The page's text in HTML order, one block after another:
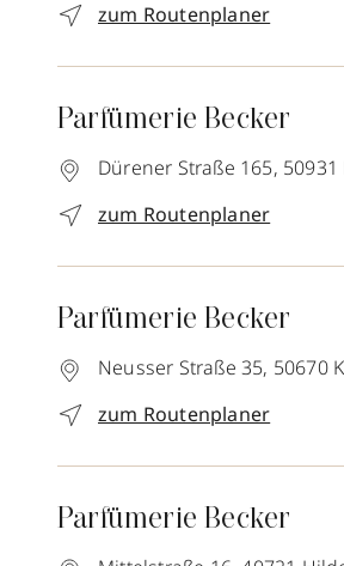
zum Routenplaner
Parfümerie Becker
Dürener Straße 165, 50931
zum Routenplaner
Parfümerie Becker
Neusser Straße 35, 50670
zum Routenplaner
Parfümerie Becker